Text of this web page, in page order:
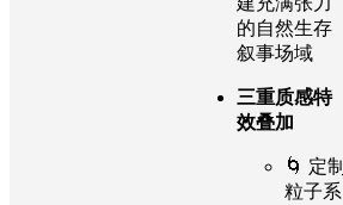
的自然生存
叙事场域
三重质感特
效叠加
🌀 定制
粒子系